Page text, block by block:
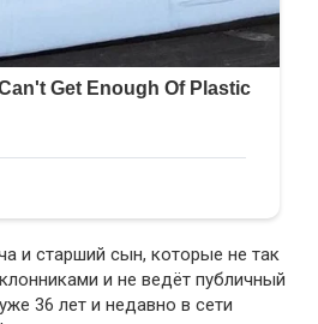
и старший сын, которые не так
и не ведёт публичный
36 лет и недавно в сети